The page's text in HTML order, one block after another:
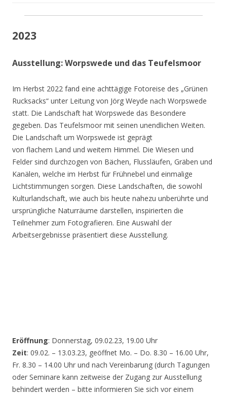
2023
Ausstellung: Worpswede und das Teufelsmoor
Im Herbst 2022 fand eine achttägige Fotoreise des „Grünen
Rucksacks“ unter Leitung von Jörg Weyde nach Worpswede
statt. Die Landschaft hat Worpswede das Besondere
gegeben. Das Teufelsmoor mit seinen unendlichen Weiten.
Die Landschaft um Worpswede ist geprägt
von flachem Land und weitem Himmel. Die Wiesen und
Felder sind durchzogen von Bächen, Flussläufen, Gräben und
Kanälen, welche im Herbst für Frühnebel und einmalige
Lichtstimmungen sorgen. Diese Landschaften, die sowohl
Kulturlandschaft, wie auch bis heute nahezu unberührte und
ursprüngliche Naturräume darstellen, inspirierten die
Teilnehmer zum Fotografieren. Eine Auswahl der
Arbeitsergebnisse präsentiert diese Ausstellung.
Eröffnung: Donnerstag, 09.02.23, 19.00 Uhr
Zeit: 09.02. – 13.03.23, geöffnet Mo. – Do. 8.30 – 16.00 Uhr,
Fr. 8.30 – 14.00 Uhr und nach Vereinbarung (durch Tagungen
oder Seminare kann zeitweise der Zugang zur Ausstellung
behindert werden – bitte informieren Sie sich vor einem